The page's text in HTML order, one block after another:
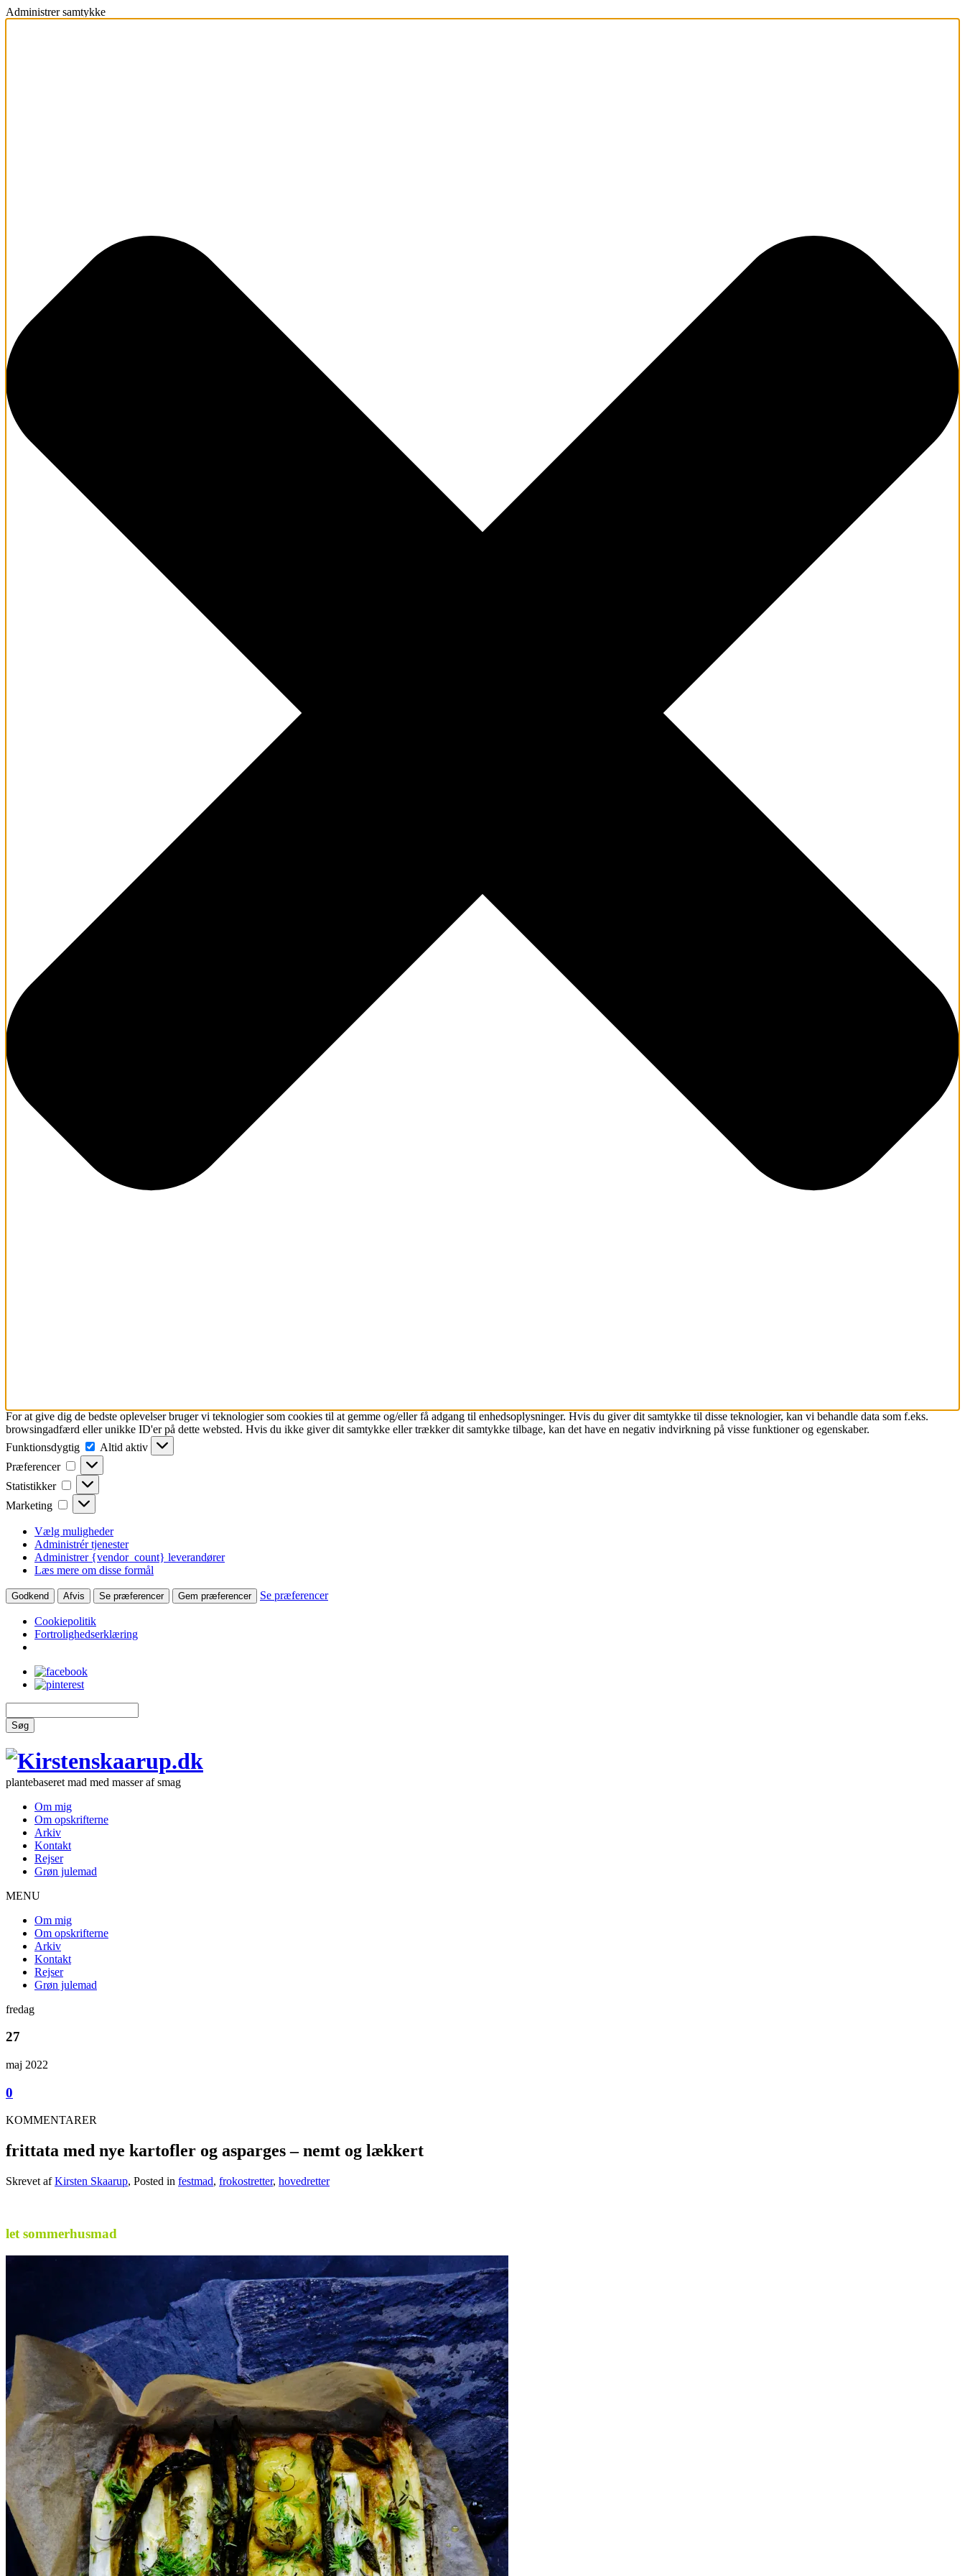
Administrer samtykke
For at give dig de bedste oplevelser bruger vi teknologier som cookies til at gemme og/eller få adgang til enhedsoplysninger. Hvis du giver dit samtykke til disse teknologier, kan vi behandle data som f.eks.
browsingadfærd eller unikke ID'er på dette websted. Hvis du ikke giver dit samtykke eller trækker dit samtykke tilbage, kan det have en negativ indvirkning på visse funktioner og egenskaber.
Funktionsdygtig
Funktionsdygtig
Altid aktiv
Præferencer
Præferencer
Statistikker Statistikker
Marketing Marketing
Vælg muligheder
Administrér tjenester
Administrer {vendor_count} leverandører
Læs mere om disse formål
Godkend Afvis Se præferencer Gem præferencer Se præferencer
Cookiepolitik
Fortrolighedserklæring
Søg
plantebaseret mad med masser af smag
Om mig
Om opskrifterne
Arkiv
Kontakt
Rejser
Grøn julemad
MENU
Om mig
Om opskrifterne
Arkiv
Kontakt
Rejser
Grøn julemad
fredag
27
maj 2022
0
KOMMENTARER
frittata med nye kartofler og asparges – nemt og lækkert
Skrevet afKirsten Skaarup, Posted in festmad, frokostretter, hovedretter
let sommerhusmad